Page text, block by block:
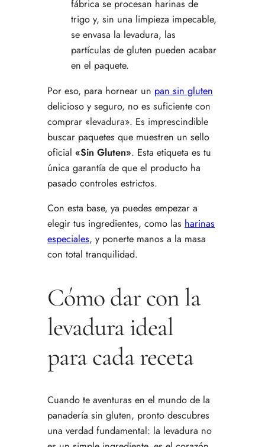
fábrica se procesan harinas de
trigo y, sin una limpieza impecable,
se envasa la levadura, las
partículas de gluten pueden acabar
en el paquete.
Por eso, para hornear un pan sin gluten
delicioso y seguro, no es suficiente con
comprar «levadura». Es imprescindible
buscar paquetes que muestren un sello
oficial «Sin Gluten». Esta etiqueta es tu
única garantía de que el producto ha
pasado controles estrictos.
Con esta base, ya puedes empezar a
elegir tus ingredientes, como las harinas
especiales, y ponerte manos a la masa
con total tranquilidad.
Cómo dar con la
levadura ideal
para cada receta
Cuando te aventuras en el mundo de la
panadería sin gluten, pronto descubres
una verdad fundamental: la levadura no